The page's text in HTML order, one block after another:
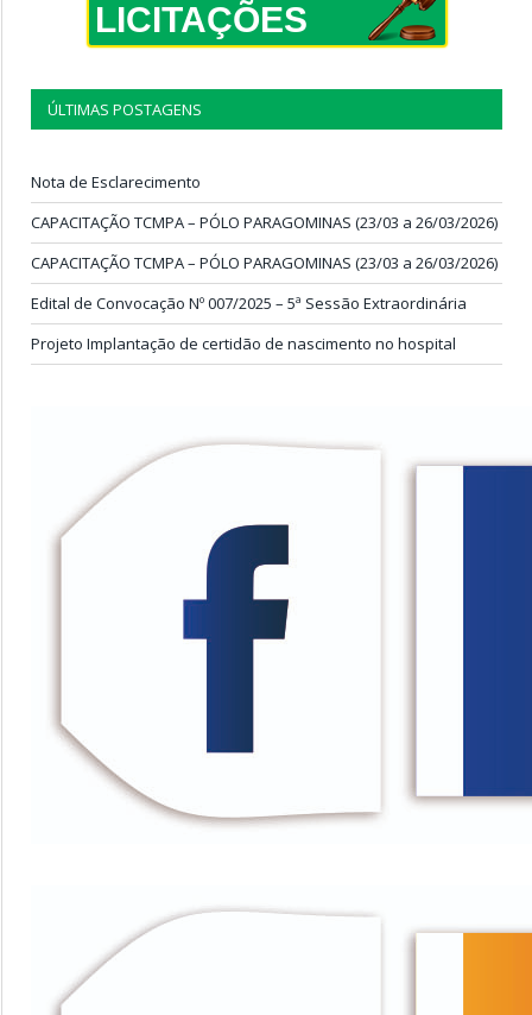
LICITAÇÕES
ÚLTIMAS POSTAGENS
Nota de Esclarecimento
CAPACITAÇÃO TCMPA – PÓLO PARAGOMINAS (23/03 a 26/03/2026)
CAPACITAÇÃO TCMPA – PÓLO PARAGOMINAS (23/03 a 26/03/2026)
Edital de Convocação Nº 007/2025 – 5ª Sessão Extraordinária
Projeto Implantação de certidão de nascimento no hospital